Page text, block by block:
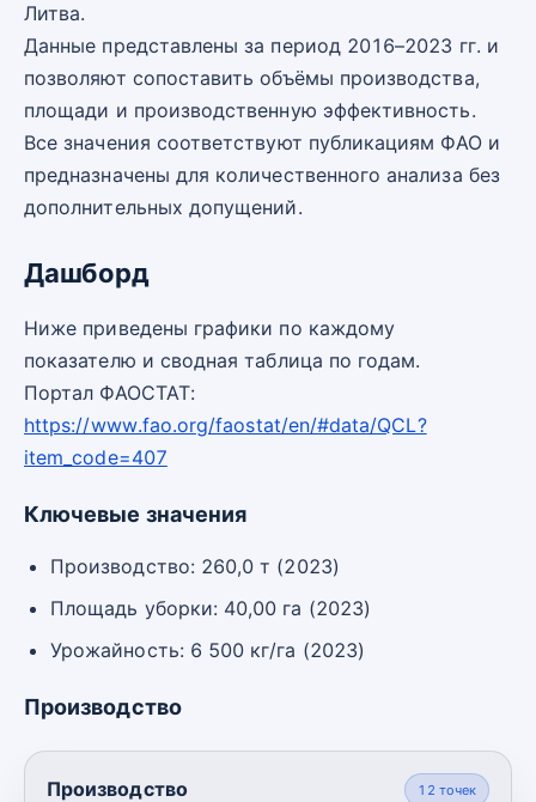
Литва.
Данные представлены за период 2016–2023 гг. и
позволяют сопоставить объёмы производства,
площади и производственную эффективность.
Все значения соответствуют публикациям ФАО и
предназначены для количественного анализа без
дополнительных допущений.
Дашборд
Ниже приведены графики по каждому
показателю и сводная таблица по годам.
Портал ФАОСТАТ:
https://www.fao.org/faostat/en/#data/QCL?
item_code=407
Ключевые значения
Производство: 260,0 т (2023)
Площадь уборки: 40,00 га (2023)
Урожайность: 6 500 кг/га (2023)
Производство
Производство 12 точек